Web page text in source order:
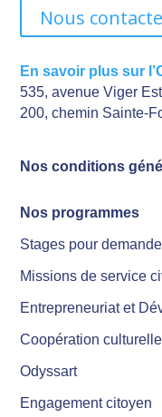
Nous
En savoir plus sur
535, avenue Viger
200, chemin Sainte-
Nos conditions
Nos programmes
Stages pour
Missions de service
Entrepreneuriat et
Coopération culturelle
Odyssart
Engagement citoyen